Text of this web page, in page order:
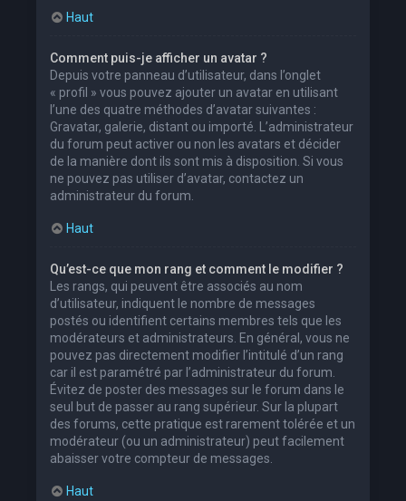
Haut
Comment puis-je afficher un avatar ?
Depuis votre panneau d’utilisateur, dans l’onglet
« profil » vous pouvez ajouter un avatar en utilisant
l’une des quatre méthodes d’avatar suivantes :
Gravatar, galerie, distant ou importé. L’administrateur
du forum peut activer ou non les avatars et décider
de la manière dont ils sont mis à disposition. Si vous
ne pouvez pas utiliser d’avatar, contactez un
administrateur du forum.
Haut
Qu’est-ce que mon rang et comment le modifier ?
Les rangs, qui peuvent être associés au nom
d’utilisateur, indiquent le nombre de messages
postés ou identifient certains membres tels que les
modérateurs et administrateurs. En général, vous ne
pouvez pas directement modifier l’intitulé d’un rang
car il est paramétré par l’administrateur du forum.
Évitez de poster des messages sur le forum dans le
seul but de passer au rang supérieur. Sur la plupart
des forums, cette pratique est rarement tolérée et un
modérateur (ou un administrateur) peut facilement
abaisser votre compteur de messages.
Haut